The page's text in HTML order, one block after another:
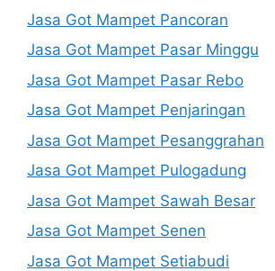
Jasa Got Mampet Pancoran
Jasa Got Mampet Pasar Minggu
Jasa Got Mampet Pasar Rebo
Jasa Got Mampet Penjaringan
Jasa Got Mampet Pesanggrahan
Jasa Got Mampet Pulogadung
Jasa Got Mampet Sawah Besar
Jasa Got Mampet Senen
Jasa Got Mampet Setiabudi